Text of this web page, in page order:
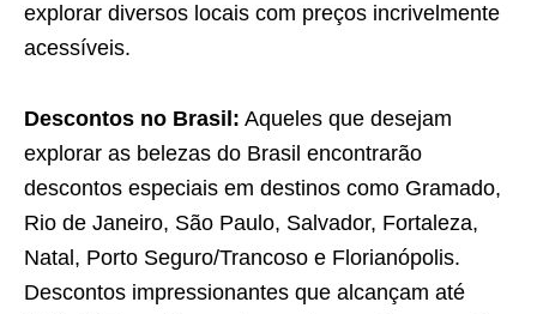
explorar diversos locais com preços incrivelmente
acessíveis.
Descontos no Brasil: Aqueles que desejam
explorar as belezas do Brasil encontrarão
descontos especiais em destinos como Gramado,
Rio de Janeiro, São Paulo, Salvador, Fortaleza,
Natal, Porto Seguro/Trancoso e Florianópolis.
Descontos impressionantes que alcançam até